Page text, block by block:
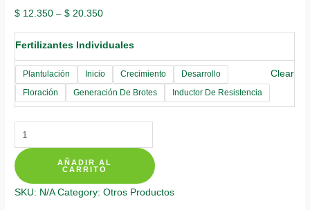
$ 12.350 –$ 20.350
Fertilizantes Individuales
Plantulación Inicio Crecimiento
Desarrollo
Floración
Generación De Brotes Inductor De Resistencia
Clear
Fertilizantes
Individuales
Para
Girasol
Mix
AÑADIR AL
CARRITO
SKU: N/A Category:Otros Productos